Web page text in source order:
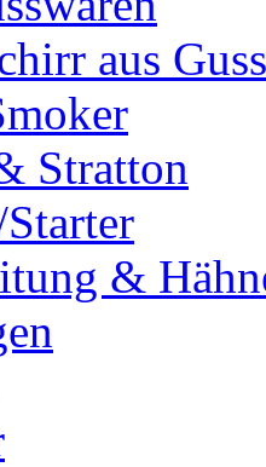
aus
Stratton
&